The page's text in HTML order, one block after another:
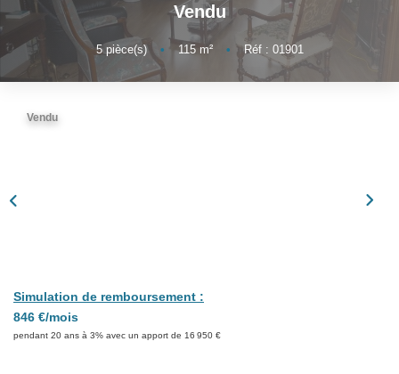
PROMOTION
NOTRE AGENCE
Vendu
5pièce(s) • 115m² • Réf : 01901
Vendu
Simulation de remboursement :
846 €/mois
pendant 20 ans à 3% avec un apport de 16 950 €